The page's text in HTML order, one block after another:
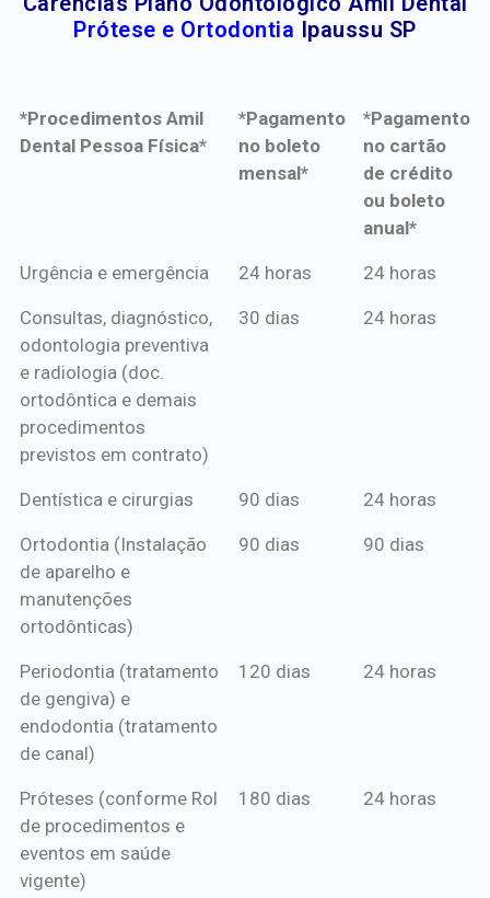
Prótese e Ortodontia Ipaussu SP
*Procedimentos Amil
Dental Pessoa Física*
*Pagamento
no boleto
mensal*
*Pagamento
no cartão
de crédito
ou boleto
anual*
*Procedimentos Amil
*Pagamento
mensal*
*Pagamento
de crédito
Urgência e emergência 24 horas 24 horas
Consultas, diagnóstico,
odontologia preventiva
e radiologia (doc.
ortodôntica e demais
procedimentos
previstos em contrato)
30 dias 24 horas
Dentística e cirurgias 90 dias 24 horas
Ortodontia (Instalação
de aparelho e
manutenções
ortodônticas)
90 dias 90 dias
Periodontia (tratamento
de gengiva) e
endodontia (tratamento
de canal)
120 dias 24 horas
Próteses (conforme Rol
de procedimentos e
eventos em saúde
vigente)
180 dias 24 horas